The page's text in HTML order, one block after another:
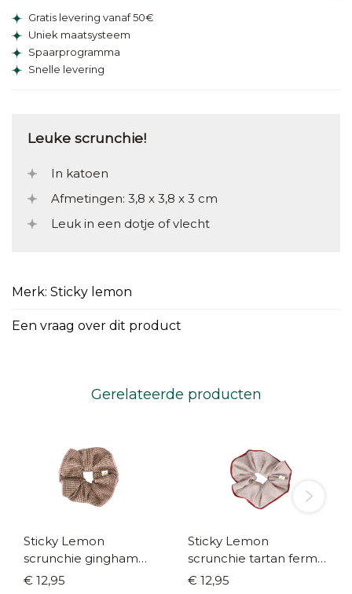
Gratis levering vanaf 50€
Uniek maatsysteem
Spaarprogramma
Snelle levering
Leuke scrunchie!
In katoen
Afmetingen: 3,8 x 3,8 x 3 cm
Leuk in een dotje of vlecht
Merk: Sticky lemon
Een vraag over dit product
Gerelateerde producten
Sticky Lemon
scrunchie gingham
tree + phloem
€ 12,95
Sticky Lemon
scrunchie tartan ferm +
rosehip
€ 12,95